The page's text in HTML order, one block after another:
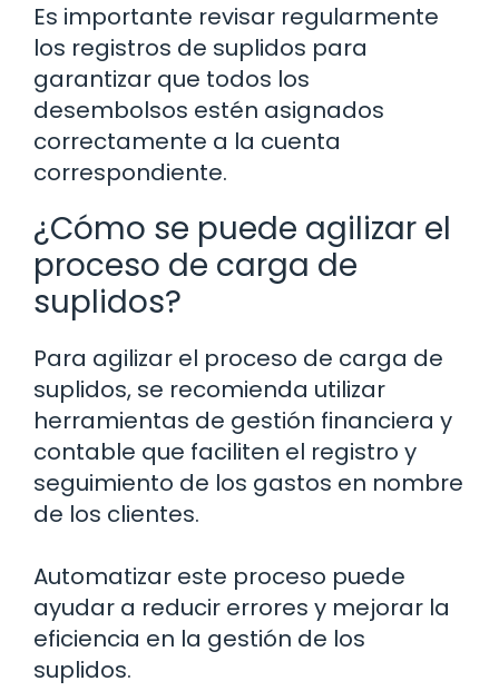
Es importante revisar regularmente
los registros de suplidos para
garantizar que todos los
desembolsos estén asignados
correctamente a la cuenta
correspondiente.
¿Cómo se puede agilizar el
proceso de carga de
suplidos?
Para agilizar el proceso de carga de
suplidos, se recomienda utilizar
herramientas de gestión financiera y
contable que faciliten el registro y
seguimiento de los gastos en nombre
de los clientes.
Automatizar este proceso puede
ayudar a reducir errores y mejorar la
eficiencia en la gestión de los
suplidos.